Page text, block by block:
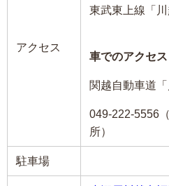
アクセス
東武東上線「
車でのアクセス
関越自動車道
049-222-5556
所）
駐車場